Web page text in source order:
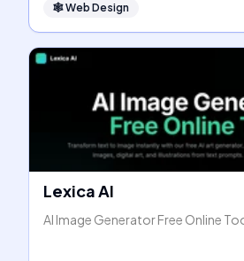
🕸Web Design
Lexica AI
AI Image Generator Free Online